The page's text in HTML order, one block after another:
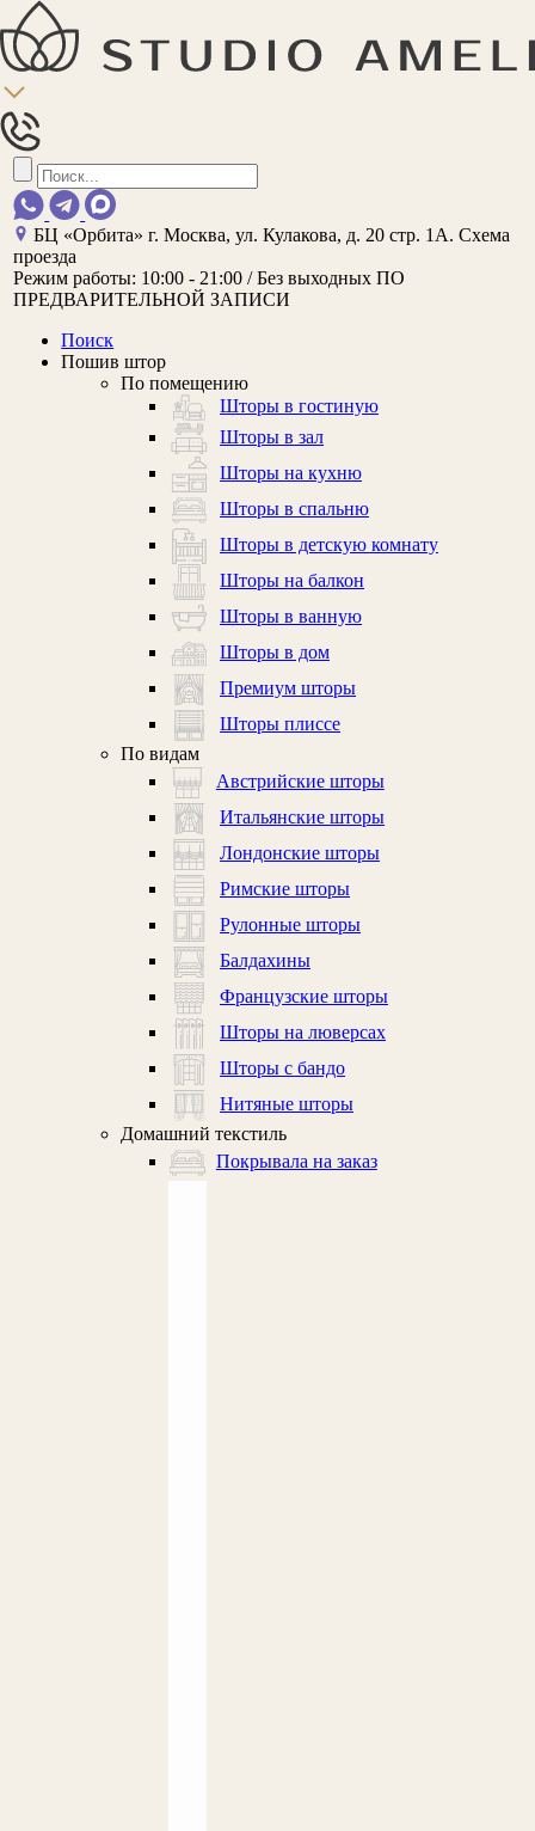
БЦ «Орбита»г. Москва, ул. Кулакова, д. 20 стр. 1А. Схема
проезда
Режим работы: 10:00 - 21:00 / Без выходных ПО
ПРЕДВАРИТЕЛЬНОЙ ЗАПИСИ
Поиск
Пошив штор
По помещению
Шторы в гостиную
Шторы в зал
Шторы на кухню
Шторы в спальню
Шторы в детскую комнату
Шторы на балкон
Шторы в ванную
Шторы в дом
Премиум шторы
Шторы плиссе
По видам
Австрийские шторы
Итальянские шторы
Лондонские шторы
Римские шторы
Рулонные шторы
Балдахины
Французские шторы
Шторы на люверсах
Шторы с бандо
Нитяные шторы
Домашний текстиль
Покрывала на заказ